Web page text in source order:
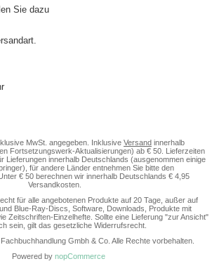
Sie dazu
MwSt. angegeben. Inklusive Versand innerhalb
Fortsetzungswerk-Aktualisierungen) ab € 50. Lieferzeiten
Lieferungen innerhalb Deutschlands (ausgenommen einige
für andere Länder entnehmen Sie bitte den
Unter € 50 berechnen wir innerhalb Deutschlands € 4,95
Versandkosten.
für alle angebotenen Produkte auf 20 Tage, außer auf
Blue-Ray-Discs, Software, Downloads, Produkte mit
Zeitschriften-Einzelhefte. Sollte eine Lieferung "zur Ansicht"
sein, gilt das gesetzliche Widerrufsrecht.
Gmbh & Co. Alle Rechte vorbehalten.
Powered by nopCommerce